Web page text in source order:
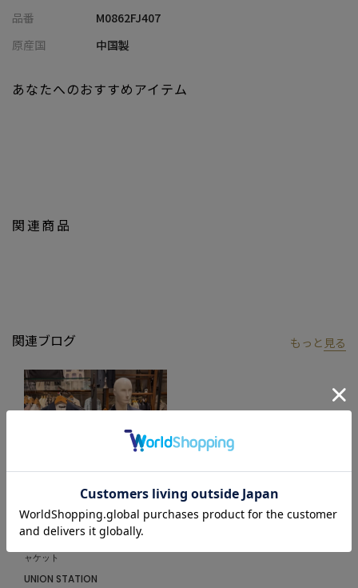
・同素材パンツと合わせて、きれいめカジュアルなセットアップ
スタイルに
・スラックスやイージーパンツと合わせて、きれいめな休日コー
アメリカントラッドを軸にアメリカンカルチャー、ストリート、
ワーク、アウトドアといった多様なスタイル・文化を柔軟に取り
入れながら、現代の大人にふさわしいファッションを追求するブ
ランドです。
品番
M0862FJ407
原産国
中国製
関連商品
あなたへのおすすめアイテム
関連ブログ もっと 見る
2026.03.10
ャケット
UNION STATION